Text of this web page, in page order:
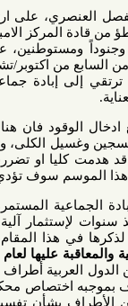
على ارتكاب
الامبريالي
عن اقتراف
تشرين أول
جماعية
فان هناك خطرا
الكلى، وتوقف
كليا او تضررت
تؤدي الى كوارث
المستمرة بحق
آلية الملاحقة
فإننا ندعو
لعام 1948
،
محكمة العدل
تفسير أو تطبيق أو